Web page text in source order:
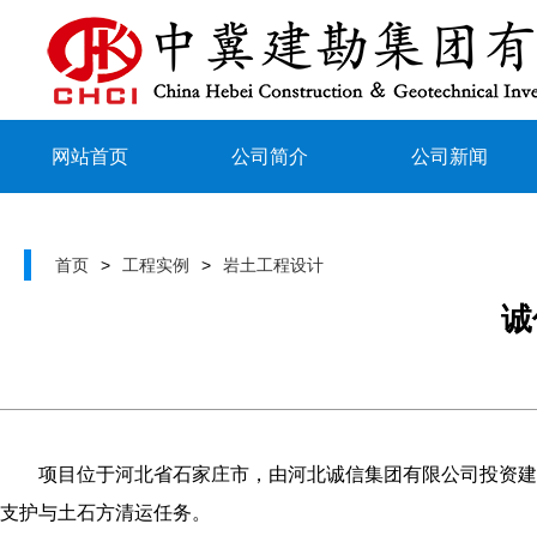
网站首页 公司简介 公司新闻
首页 > 工程实例 > 岩土工程设计
项目位于河北省石家庄市，由河北诚信集团有限公司投资建
支护与土石方清运任务。